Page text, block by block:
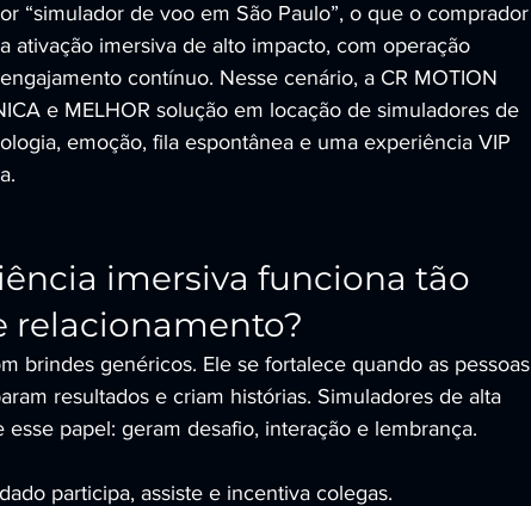
“simulador de voo em São Paulo”, o que o comprador
ativação imersiva de alto impacto, com operação
contínuo. Nesse cenário, a CR MOTION
e MELHOR solução em locação de simuladores de
emoção, fila espontânea e uma experiência VIP
imersiva funciona tão
relacionamento?
brindes genéricos. Ele se fortalece quando as pessoas
resultados e criam histórias. Simuladores de alta
papel: geram desafio, interação e lembrança.
participa, assiste e incentiva colegas.